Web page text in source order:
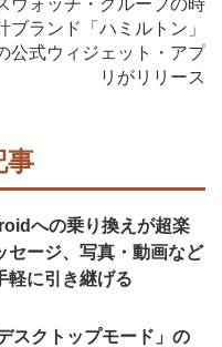
ウォッチ・グループの時
ブランド「ハミルトン」
公式ウィジェット・アプ
リがリリース
事
への乗り換えが超楽
セージ、写真・動画など
軽に引き継げる
スクトップモード」の